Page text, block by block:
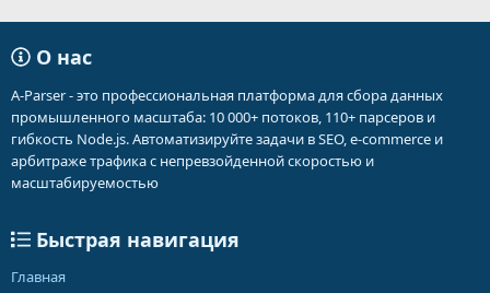
О нас
A-Parser - это профессиональная платформа для сбора данных
промышленного масштаба: 10 000+ потоков, 110+ парсеров и
гибкость Node.js. Автоматизируйте задачи в SEO, e-commerce и
арбитраже трафика с непревзойденной скоростью и
масштабируемостью
Быстрая навигация
Главная